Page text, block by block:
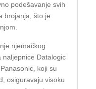
podešavanje svih
brojanja, što je
njemačkog
naljepnice Datalogic
koji su
osiguravaju visoku